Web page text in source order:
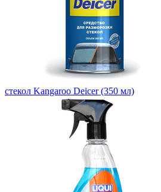
стекол Kangaroo Deicer (350 мл)